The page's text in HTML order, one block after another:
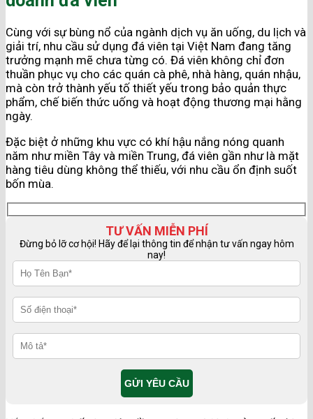
Cùng với sự bùng nổ của ngành dịch vụ ăn uống, du lịch và
giải trí, nhu cầu sử dụng đá viên tại Việt Nam đang tăng
trưởng mạnh mẽ chưa từng có. Đá viên không chỉ đơn
thuần phục vụ cho các quán cà phê, nhà hàng, quán nhậu,
mà còn trở thành yếu tố thiết yếu trong bảo quản thực
phẩm, chế biến thức uống và hoạt động thương mại hằng
ngày.
Đặc biệt ở những khu vực có khí hậu nắng nóng quanh
năm như miền Tây và miền Trung, đá viên gần như là mặt
hàng tiêu dùng không thể thiếu, với nhu cầu ổn định suốt
bốn mùa.
TƯ VẤN MIỄN PHÍ
Đừng bỏ lỡ cơ hội! Hãy để lại thông tin để nhận tư vấn ngay hôm
nay!